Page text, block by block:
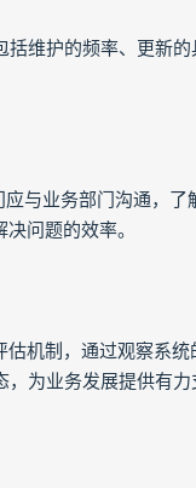
维护的频率、更新
与业务部门沟通，
问题的效率。
机制，通过观察系
为业务发展提供有力